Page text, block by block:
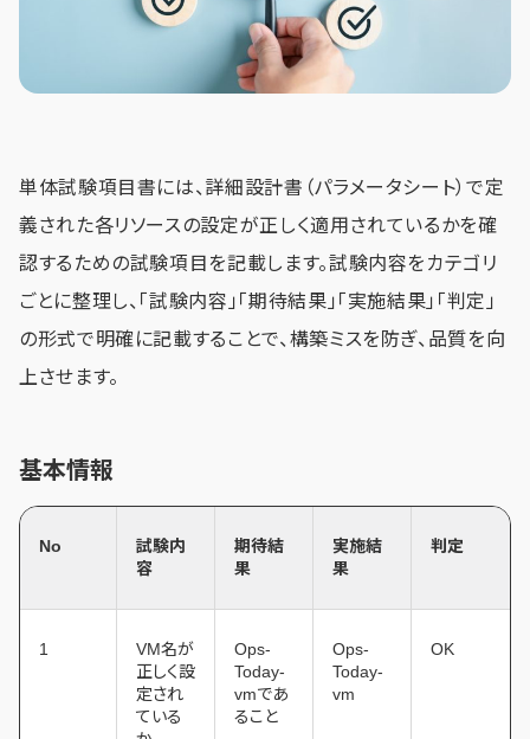
単体試験項目書には、詳細設計書（パラメータシート）で定
義された各リソースの設定が正しく適用されているかを確
認するための試験項目を記載します。試験内容をカテゴリ
ごとに整理し、「試験内容」「期待結果」「実施結果」「判定」
の形式で明確に記載することで、構築ミスを防ぎ、品質を向
上させます。
基本情報
No
試験内
容
期待結
果
実施結
果
判定
1
VM名が
正しく設
定され
ている
Ops-
Today-
vmであ
ること
Ops-
Today-
vm
OK